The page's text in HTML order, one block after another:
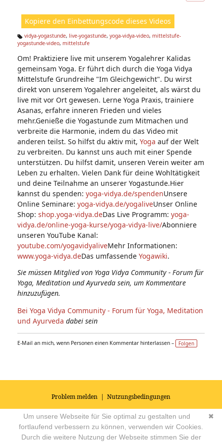
ic
Kopiere den Einbettungscode dieses Videos
Ta
s:
vidya-yogastunde, live-yogastunde, yoga-vidya-video, mittelstufe-
yogastunde-video, mittelstufe
Om! Praktiziere live mit unserem Yogalehrer Kalidas
gemeinsam Yoga. Er führt dich durch die Yoga Vidya
Mittelstufe Grundreihe "Im Gleichgewicht". Du wirst
direkt von unserem Yogalehrer angeleitet, als wärst du
live mit vor Ort gewesen. Lerne Yoga Praxis, trainiere
Asanas, erfahre inneren Frieden und vieles
mehr.Genieße die Yogastunde zum Mitmachen und
verbreite die Harmonie, indem du das Video mit
anderen teilst. So hilfst du aktiv mit, Yoga auf der Welt
zu verbreiten. Du kannst uns auch mit einer Spende
unterstützen. Du hilfst damit, unseren Verein weiter am
Leben zu erhalten. Vielen Dank für deine Wohltätigkeit
und deine Teilnahme an unserer Yogastunde.Hier
kannst du spenden: yoga-vidya.de/spendenUnsere
Online Seminare: yoga-vidya.de/yogaliveUnser Online
Shop: shop.yoga-vidya.deDas Live Programm: yoga-
vidya.de/online-yoga-kurse/yoga-vidya-live/Abonniere
unseren YouTube Kanal:
youtube.com/yogavidyaliveMehr Informationen:
www.yoga-vidya.deDas umfassende Yogawiki.
Sie müssen Mitglied von Yoga Vidya Community - Forum für
Yoga, Meditation und Ayurveda sein, um Kommentare
hinzuzufügen.
Bei Yoga Vidya Community - Forum für Yoga, Meditation
und Ayurveda dabei sein
E-Mail an mich, wenn Personen einen Kommentar hinterlassen – Folgen
Problem melden | Nutzungsbedingungen
© 2026Impressum|Datenschutz|AGB's| Yoga Vidya Community -
Forum für Yoga, Meditation und Ayurveda Powered by
✖
Um unsere Webseite für Sie optimal zu gestalten und
fortlaufend verbessern zu können, verwenden wir Cookies.
Durch die weitere Nutzung der Webseite stimmen Sie der